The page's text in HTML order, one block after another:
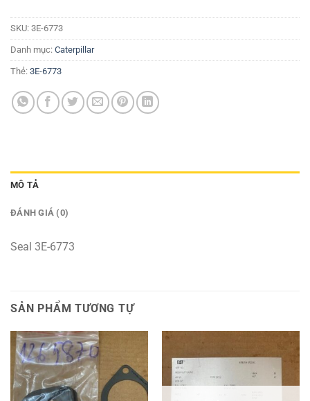
SKU: 3E-6773
Danh mục: Caterpillar
Thẻ: 3E-6773
MÔ TẢ
ĐÁNH GIÁ (0)
Seal 3E-6773
SẢN PHẨM TƯƠNG TỰ